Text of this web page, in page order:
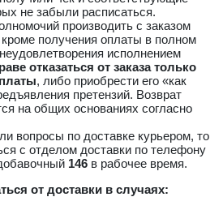
не забыли расписаться.
производить с заказом
кроме получения оплаты в полном
исполнением
отказаться от заказа только
, либо приобрести его «как
претензий. Возврат
на общих основаниях согласно
вопросы по доставке курьером, то
с отделом доставки по телефону
146 в рабочее время.
от доставки в случаях: